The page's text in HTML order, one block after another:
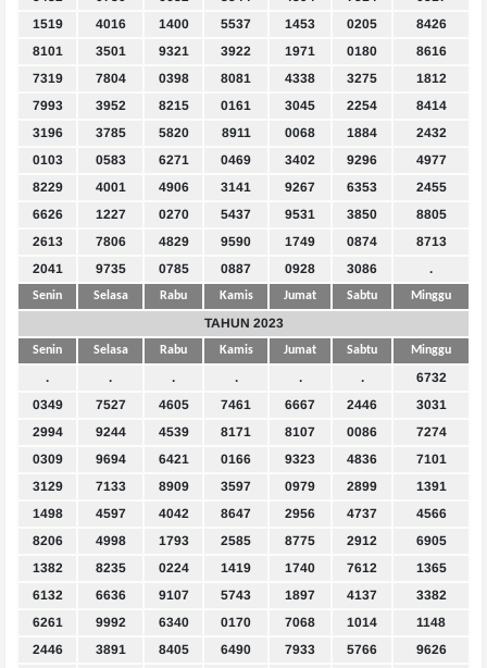
1519
4016 1400 5537 1453 0205
8426
8101
3501 9321 3922 1971 0180
8616
7319
7804 0398 8081 4338 3275
1812
7993
3952 8215 0161 3045 2254
8414
3196
3785 5820 8911 0068 1884
2432
0103
0583 6271 0469 3402 9296
4977
8229
4001 4906 3141 9267 6353
2455
6626
1227 0270 5437 9531 3850
8805
2613
7806 4829 9590 1749 0874
8713
2041
9735 0785 0887 0928 3086 .
Senin Selasa Rabu Kamis Jumat Sabtu Minggu
TAHUN 2023
Senin Selasa Rabu Kamis Jumat Sabtu Minggu
. . . . . .
6732
0349
7527 4605 7461 6667 2446
3031
2994
9244 4539 8171 8107 0086
7274
0309
9694 6421 0166 9323 4836
7101
3129
7133 8909 3597 0979 2899
1391
1498
4597 4042 8647 2956 4737
4566
8206
4998 1793 2585 8775 2912
6905
1382
8235 0224 1419 1740 7612
1365
6132
6636 9107 5743 1897 4137
3382
6261
9992 6340 0170 7068 1014
1148
2446
3891 8405 6490 7933 5766
9626